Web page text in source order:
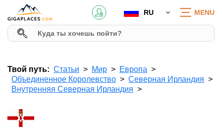
RU MENU
Твой путь: Статьи Мир
Европа
Объединенное Королевство
Северная Ирландия
Внутренняя Северная Ирландия